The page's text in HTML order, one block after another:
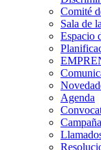
Comité
Sala de
Espacio
Agenda